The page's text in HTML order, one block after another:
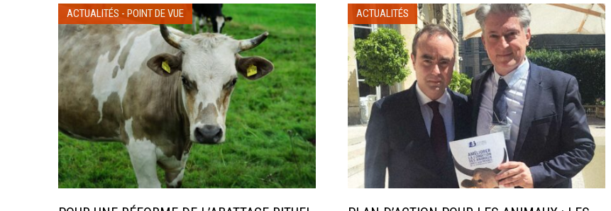
ACTUALITÉS - POINT DE VUE ACTUALITÉS